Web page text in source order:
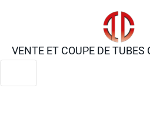
VENTE ET COUPE DE